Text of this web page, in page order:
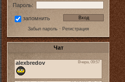
Пароль:
запомнить
Забыл пароль· Регистрация
Чат